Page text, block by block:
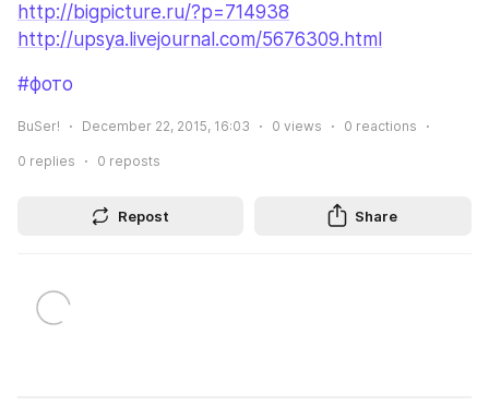
http://bigpicture.ru/?p=714938
http://upsya.livejournal.com/5676309.html
#фото
BuSer! December 22, 2015, 16:03 0 views 0 reactions
0 replies 0 reposts
Repost Share